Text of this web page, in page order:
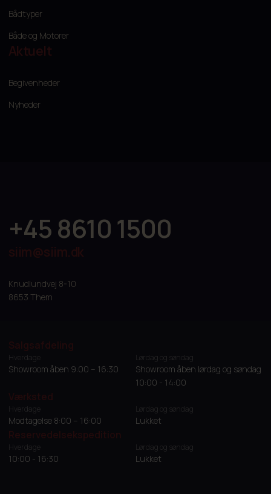
Bådtyper
Både og Motorer
Aktuelt
Begivenheder
Nyheder
+45 8610 1500
siim@siim.dk
Knudlundvej 8-10
8653 Them
Salgsafdeling
Hverdage
Showroom åben 9:00 – 16:30
Lørdag og søndag
Showroom åben lørdag og søndag
10:00 - 14:00
Værksted
Hverdage
Modtagelse 8:00 – 16:00
Lørdag og søndag
Lukket
Reservedelsekspedition
Hverdage
10:00 - 16:30
Lørdag og søndag
Lukket